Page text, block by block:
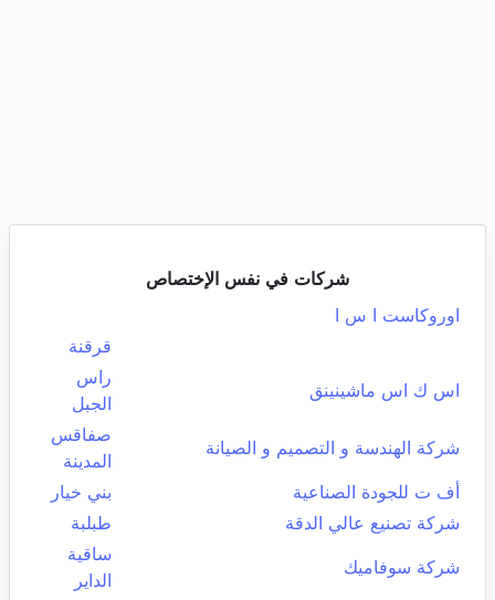
شركات في نفس الإختصاص
اوروكاست ا س ا
قرقنة
اس ك اس ماشينينق
راس
الجبل
شركة الهندسة و التصميم و الصيانة
صفاقس
المدينة
أف ت للجودة الصناعية
بني خيار
شركة تصنيع عالي الدقة
طبلبة
شركة سوفاميك
ساقية
الداير